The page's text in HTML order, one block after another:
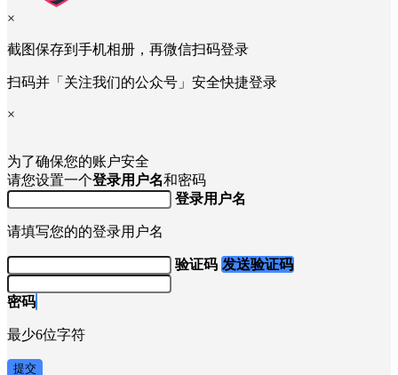
×
截图保存到手机相册，再微信扫码登录
扫码并「关注我们的公众号」安全快捷登录
×
为了确保您的账户安全
请您设置一个登录用户名和密码
登录用户名
请填写您的的登录用户名
验证码 发送验证码
密码
最少6位字符
提交